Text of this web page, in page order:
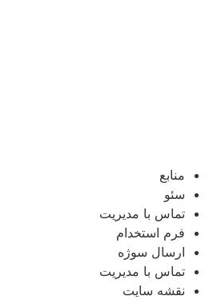
منابع
سئو
تماس با مدیریت
فرم استخدام
ارسال سوژه
تماس با مدیریت
نقشه سایت